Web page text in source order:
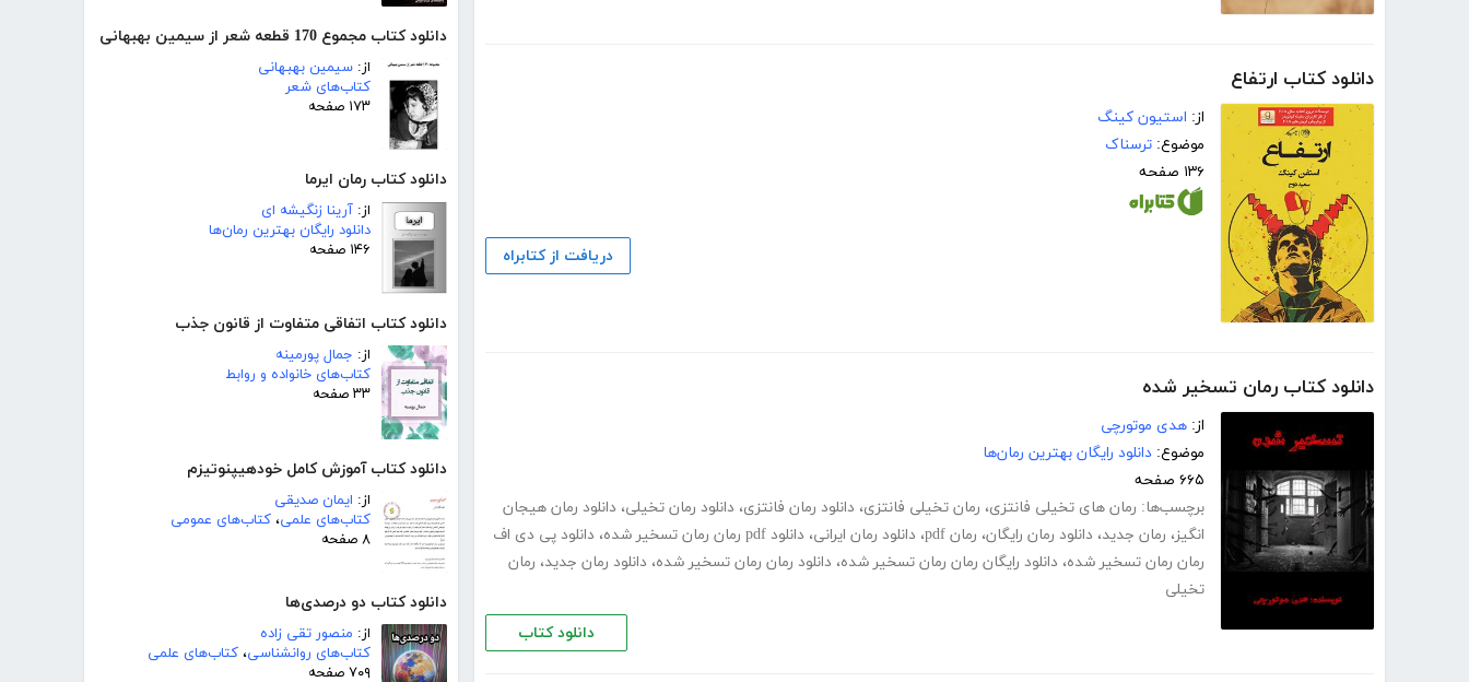
دانلود کتاب مجموع 170 قطعه شعر از سیمین بهبهانی
از: سیمین بهبهانی
کتاب‌های شعر
۱۷۳ صفحه
دانلود کتاب رمان ایرما
از: آرینا زنگیشه ای
دانلود رایگان بهترین رمان‌ها
۱۴۶ صفحه
دانلود کتاب اتفاقی متفاوت از قانون جذب
از: جمال پورمینه
کتاب‌های خانواده و روابط
۳۳ صفحه
دانلود کتاب آموزش کامل خودهیپنوتیزم
از: ایمان صدیقی
کتاب‌های علمی، کتاب‌های عمومی
۸ صفحه
دانلود کتاب دو درصدی‌ها
از: منصور تقی زاده
کتاب‌های روانشناسی، کتاب‌های علمی
۷۰۹ صفحه
دانلود کتاب ارتفاع
از: استیون کینگ
موضوع: ترسناک
۱۳۶ صفحه
دریافت از کتابراه
دانلود کتاب رمان تسخیر شده
از: هدی موتورچی
موضوع: دانلود رایگان بهترین رمان‌ها
۶۶۵ صفحه
برچسب‌ها: رمان های تخیلی فانتزی، رمان تخیلی فانتزی، دانلود رمان فانتزی، دانلود رمان تخیلی، دانلود رمان هیجان
انگیز، رمان جدید، دانلود رمان رایگان، رمان pdf ، دانلود رمان ایرانی، دانلود pdf رمان رمان تسخیر شده ، دانلود پی دی اف
رمان رمان تسخیر شده، دانلود رایگان رمان رمان تسخیر شده، دانلود رمان رمان تسخیر شده، دانلود رمان جدید، رمان
تخیلی
دانلود کتاب